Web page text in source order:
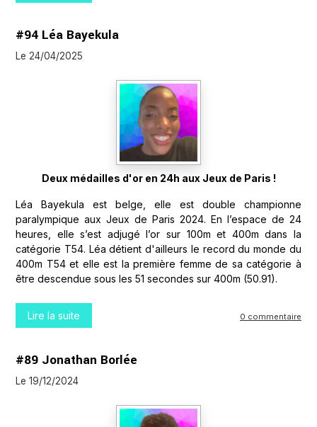
#94 Léa Bayekula
Le 24/04/2025
Deux médailles d'or en 24h aux Jeux de Paris !
Léa Bayekula est belge, elle est double championne
paralympique aux Jeux de Paris 2024. En l’espace de 24
heures, elle s’est adjugé l’or sur 100m et 400m dans la
catégorie T54. Léa détient d'ailleurs le record du monde du
400m T54 et elle est la première femme de sa catégorie à
être descendue sous les 51 secondes sur 400m (50.91).
Lire la suite 0 commentaire
#89 Jonathan Borlée
Le 19/12/2024